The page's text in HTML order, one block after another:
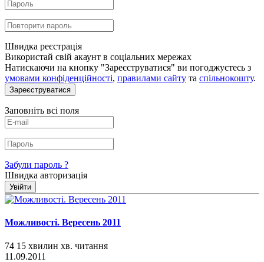
Швидка реєстрація
Використай свій акаунт в соціальних мережах
Натискаючи на кнопку "Зареєструватися" ви погоджуєтесь з
умовами конфіденційності, правилами сайту та спільнокошту.
Зареєструватися
Заповніть всі поля
Забули пароль ?
Швидка авторизація
Увійти
Можливості. Вересень 2011
74 15 хвилин хв. читання
11.09.2011